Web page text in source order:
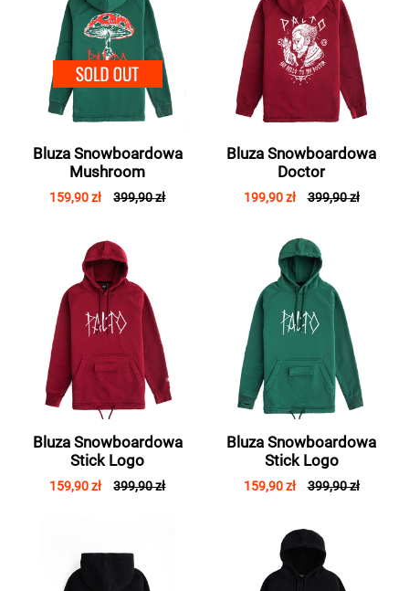
SOLD OUT
Bluza Snowboardowa
Mushroom
159,90 zł 399,90 zł
Bluza Snowboardowa
Doctor
199,90 zł 399,90 zł
Bluza Snowboardowa
Stick Logo
159,90 zł 399,90 zł
Bluza Snowboardowa
Stick Logo
159,90 zł 399,90 zł